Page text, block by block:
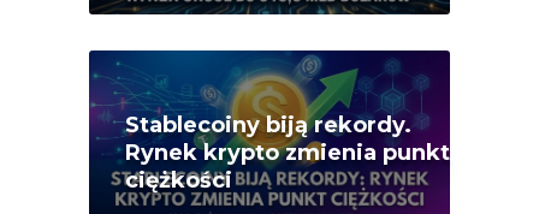
Stablecoiny biją rekordy.
Rynek krypto zmienia punkt
ciężkości